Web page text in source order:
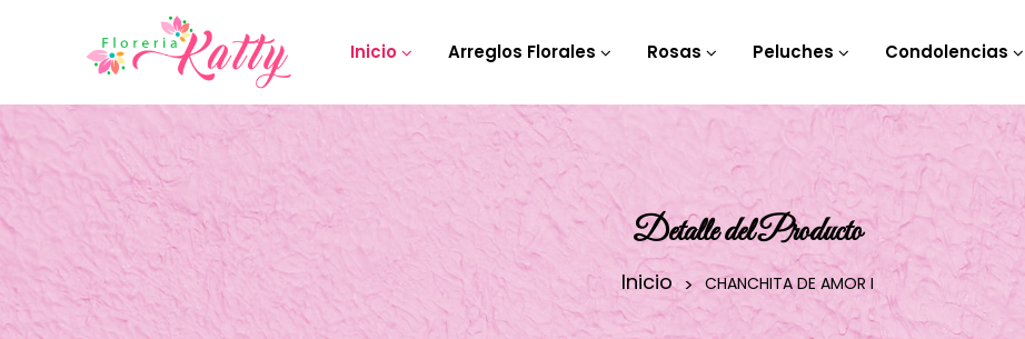
Inicio Arreglos Florales Rosas Peluches Condolencias
Detalle del Producto
Inicio CHANCHITA DE AMOR I